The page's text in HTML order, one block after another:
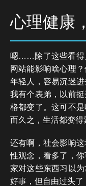
心理健康
嗯……除了这些看得
网站能影响啥心理
年轻人，容易沉迷
我有个表弟，以前
格都变了。这可不
而久之，生活都变得
还有啊，社会影响
性观念，看多了，
家对这些东西习以
好事，但自由过头了